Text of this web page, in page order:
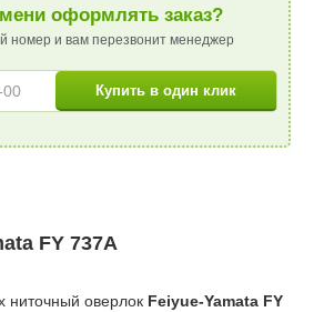
оформлять заказ?
номер и вам перезвонит менеджер
FY 737A
оверлок Feiyue-Yamata FY